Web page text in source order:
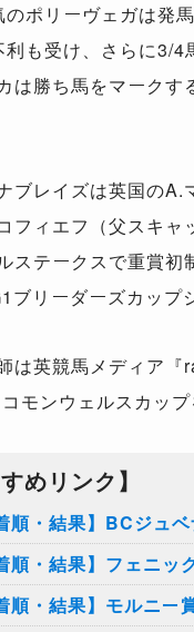
ポリーヴェガは発
も受け、さらに3/4
は勝ち馬をマークす
ブレイズは英国のA.
フィエフ（父スキ
ステークスで重賞
ブリーダーズカップ
は英競馬メディア『
モンウェルスカッ
めリンク】
順・結果】BCジュ
順・結果】フェニッ
順・結果】モルニー